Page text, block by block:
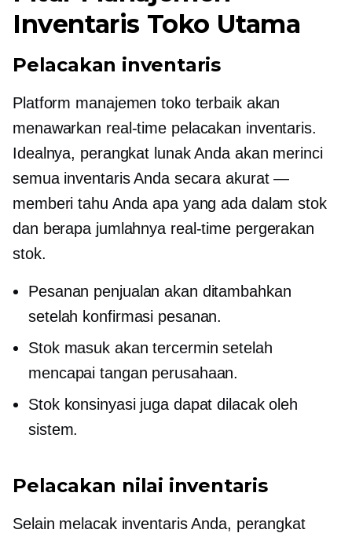
Inventaris Toko Utama
Pelacakan inventaris
Platform manajemen toko terbaik akan
menawarkan real-time pelacakan inventaris.
Idealnya, perangkat lunak Anda akan merinci
semua inventaris Anda secara akurat —
memberi tahu Anda apa yang ada dalam stok
dan berapa jumlahnya real-time pergerakan
stok.
Pesanan penjualan akan ditambahkan
setelah konfirmasi pesanan.
Stok masuk akan tercermin setelah
mencapai tangan perusahaan.
Stok konsinyasi juga dapat dilacak oleh
sistem.
Pelacakan nilai inventaris
Selain melacak inventaris Anda, perangkat